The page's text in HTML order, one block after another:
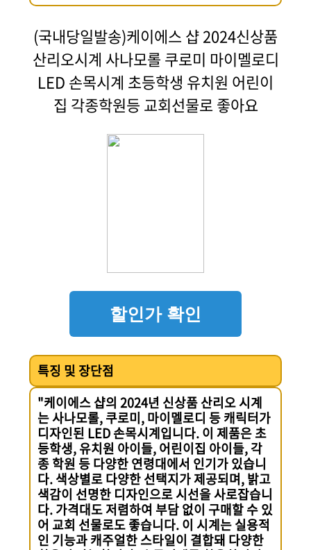
(국내당일발송)케이에스 샵 2024신상품
산리오시계 사나모롤 쿠로미 마이멜로디
LED 손목시계 초등학생 유치원 어린이
집 각종학원등 교회선물로 좋아요
할인가 확인
특징 및 장단점
"케이에스 샵의 2024년 신상품 산리오 시계
는 사나모롤, 쿠로미, 마이멜로디 등 캐릭터가
디자인된 LED 손목시계입니다. 이 제품은 초
등학생, 유치원 아이들, 어린이집 아이들, 각
종 학원 등 다양한 연령대에서 인기가 있습니
다. 색상별로 다양한 선택지가 제공되며, 밝고
색감이 선명한 디자인으로 시선을 사로잡습니
다. 가격대도 저렴하여 부담 없이 구매할 수 있
어 교회 선물로도 좋습니다. 이 시계는 실용적
인 기능과 캐주얼한 스타일이 결합돼 다양한